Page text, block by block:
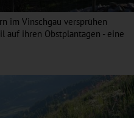
im Vinschgau versprühen
auf ihren Obstplantagen - eine